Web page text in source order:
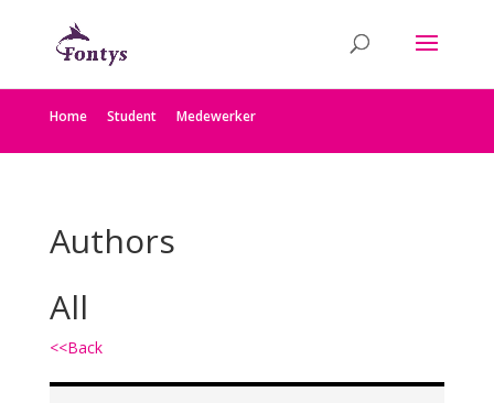
Home Student Medewerker
Authors
All
<<Back